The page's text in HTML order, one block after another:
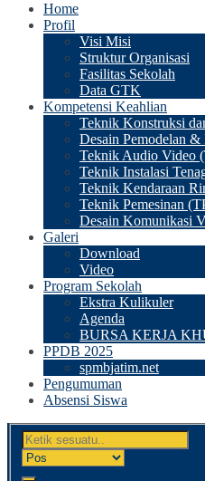
Home
Profil
Visi Misi
Struktur Organisasi
Fasilitas Sekolah
Data GTK
Kompetensi Keahlian
Teknik Konstruksi
Desain Pemodelan
Teknik Audio Video
Teknik Instalasi
Teknik Kendaraan
Teknik Pemesinan
Desain Komunikasi
Galeri
Download
Video
Program Sekolah
Ekstra Kulikuler
Agenda
BURSA KERJA
PPDB 2025
spmbjatim.net
Pengumuman
Absensi Siswa